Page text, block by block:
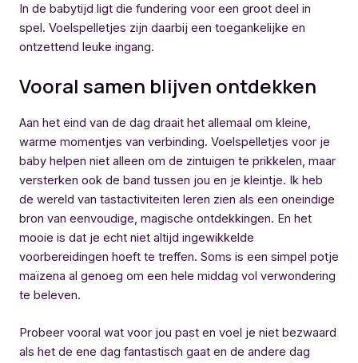
In de babytijd ligt die fundering voor een groot deel in
spel. Voelspelletjes zijn daarbij een toegankelijke en
ontzettend leuke ingang.
Vooral samen blijven ontdekken
Aan het eind van de dag draait het allemaal om kleine,
warme momentjes van verbinding. Voelspelletjes voor je
baby helpen niet alleen om de zintuigen te prikkelen, maar
versterken ook de band tussen jou en je kleintje. Ik heb
de wereld van tastactiviteiten leren zien als een oneindige
bron van eenvoudige, magische ontdekkingen. En het
mooie is dat je echt niet altijd ingewikkelde
voorbereidingen hoeft te treffen. Soms is een simpel potje
maïzena al genoeg om een hele middag vol verwondering
te beleven.
Probeer vooral wat voor jou past en voel je niet bezwaard
als het de ene dag fantastisch gaat en de andere dag